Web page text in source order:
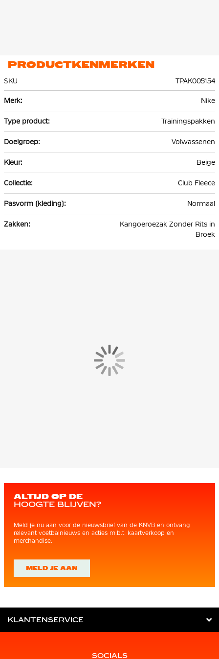
PRODUCTKENMERKEN
SKU
TPAK005154
informatie
Nike
Trainingspakken
Volwassenen
Beige
Club Fleece
Normaal
Kangoeroezak Zonder Rits in
Broek
ALTIJD OP DE
HOOGTE BLIJVEN?
Meld je nu aan voor de nieuwsbrief van de KNVB en ontvang
relevant voetbalnieuws en acties m.b.t. kaartverkoop en
merchandise.
MELD JE AAN
KLANTENSERVICE
SOCIALS